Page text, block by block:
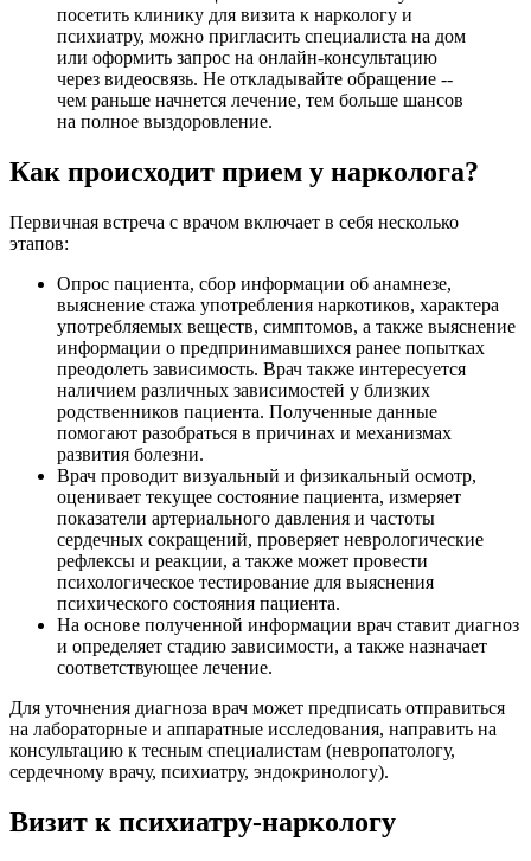
посетить клинику для визита к наркологу и
психиатру, можно пригласить специалиста на дом
или оформить запрос на онлайн-консультацию
через видеосвязь. Не откладывайте обращение --
чем раньше начнется лечение, тем больше шансов
на полное выздоровление.
Как происходит прием у нарколога?
Первичная встреча с врачом включает в себя несколько
этапов:
Опрос пациента, сбор информации об анамнезе,
выяснение стажа употребления наркотиков, характера
употребляемых веществ, симптомов, а также выяснение
информации о предпринимавшихся ранее попытках
преодолеть зависимость. Врач также интересуется
наличием различных зависимостей у близких
родственников пациента. Полученные данные
помогают разобраться в причинах и механизмах
развития болезни.
Врач проводит визуальный и физикальный осмотр,
оценивает текущее состояние пациента, измеряет
показатели артериального давления и частоты
сердечных сокращений, проверяет неврологические
рефлексы и реакции, а также может провести
психологическое тестирование для выяснения
психического состояния пациента.
На основе полученной информации врач ставит диагноз
и определяет стадию зависимости, а также назначает
соответствующее лечение.
Для уточнения диагноза врач может предписать отправиться
на лабораторные и аппаратные исследования, направить на
консультацию к тесным специалистам (невропатологу,
сердечному врачу, психиатру, эндокринологу).
Визит к психиатру-наркологу